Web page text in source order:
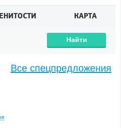
КАРТА
Найти
Все спецпредложения